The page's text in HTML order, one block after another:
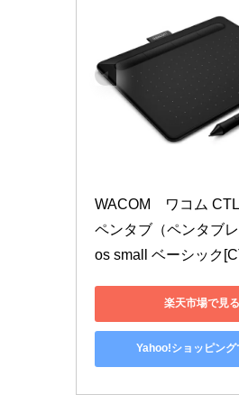
WACOM　ワコム
ペンタブ（ペンタブ
os small ベーシック
楽天市場で見る
Yahoo!ショッピング